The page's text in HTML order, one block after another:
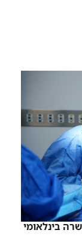
בינלאומי